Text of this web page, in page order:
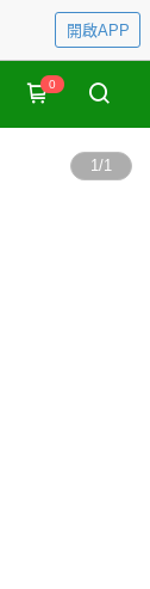
開啟APP
0
1/1